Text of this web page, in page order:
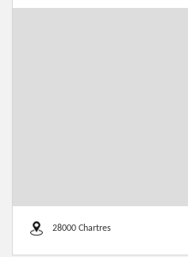
28000 Chartres